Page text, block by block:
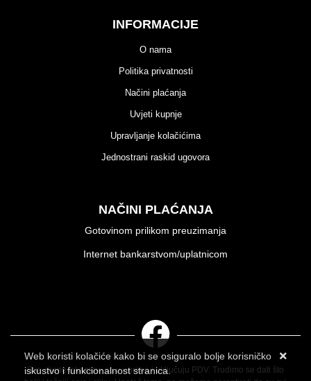
INFORMACIJE
O nama
Politika privatnosti
Načini plaćanja
Uvjeti kupnje
Upravljanje kolačićima
Jednostrani raskid ugovora
NAČINI PLAĆANJA
Gotovinom prilikom preuzimanja
Internet bankarstvom/uplatnicom
Sve cijene iskazane su u eurima i uključuju PDV. Trudimo se dati što
Web koristi kolačiće kako bi se osiguralo bolje korisničko
iskustvo i funkcionalnost stranica.